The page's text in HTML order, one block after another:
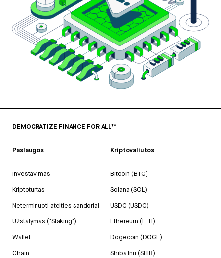
DEMOCRATIZE FINANCE FOR ALL™
Paslaugos
Investavimas
Kriptoturtas
Neterminuoti ateities sandoriai
Užstatymas ("Staking")
Wallet
Chain
Kriptovaliutos
Bitcoin (BTC)
Solana (SOL)
USDC (USDC)
Ethereum (ETH)
Dogecoin (DOGE)
Shiba Inu (SHIB)